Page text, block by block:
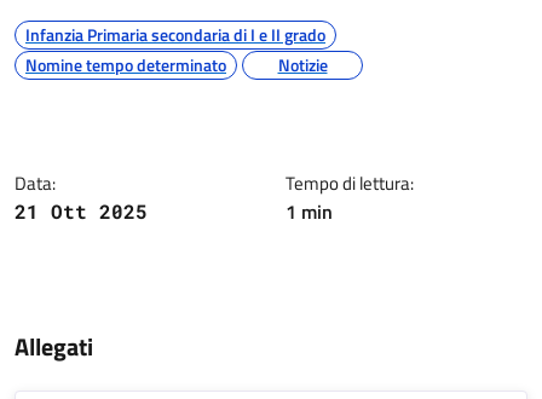
Argomenti
Infanzia Primaria secondaria di I e II grado
Nomine tempo determinato
Notizie
Data:
21 Ott 2025
Tempo di lettura:
1 min
Allegati